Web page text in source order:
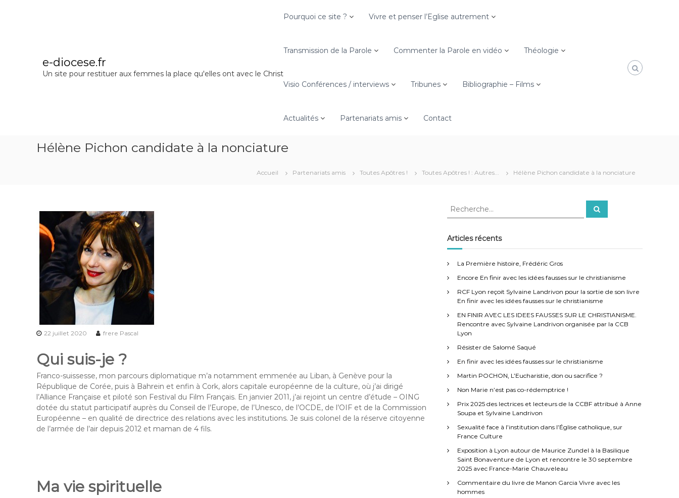
e-diocese.fr
Un site pour restituer aux femmes la place qu'elles ont avec le Christ
Pourquoi ce site ? Vivre et penser l’Eglise autrement
Transmission de la Parole Commenter la Parole en vidéo Théologie
Visio Conférences / interviews Tribunes Bibliographie – Films
Actualités Partenariats amis Contact
Hélène Pichon candidate à la nonciature
Accueil Partenariats amis Toutes Apôtres ! Toutes Apôtres ! : Autres... Hélène Pichon candidate à la nonciature
22 juillet 2020 frere Pascal
Qui suis-je ?
Franco-suissesse, mon parcours diplomatique m’a notamment emmenée au Liban, à Genève pour la
République de Corée, puis à Bahrein et enfin à Cork, alors capitale européenne de la culture, où j’ai dirigé
l’Alliance Française et piloté son Festival du Film Français. En janvier 2011, j’ai rejoint un centre d’étude – OING
dotée du statut participatif auprès du Conseil de l’Europe, de l’Unesco, de l’OCDE, de l’OIF et de la Commission
Européenne – en qualité de directrice des relations avec les institutions. Je suis colonel de la réserve citoyenne
de l’armée de l’air depuis 2012 et maman de 4 fils.
Ma vie spirituelle
R
h
e
c
h
e
R
e
c
Articles récents
La Première histoire, Frédéric Gros
Encore En finir avec les idées fausses sur le christianisme
RCF Lyon reçoit Sylvaine Landrivon pour la sortie de son livre
En finir avec les idées fausses sur le christianisme
EN FINIR AVEC LES IDEES FAUSSES SUR LE CHRISTIANISME.
Rencontre avec Sylvaine Landrivon organisée par la CCB
Lyon
Résister de Salomé Saqué
En finir avec les idées fausses sur le christianisme
Martin POCHON, L’Eucharistie, don ou sacrifice ?
Non Marie n’est pas co-rédemptrice !
Prix 2025 des lectrices et lecteurs de la CCBF attribué à Anne
Soupa et Sylvaine Landrivon
Sexualité face à l’institution dans l’Église catholique, sur
France Culture
Exposition à Lyon autour de Maurice Zundel à la Basilique
Saint Bonaventure de Lyon et rencontre le 30 septembre
2025 avec France-Marie Chauveleau
Commentaire du livre de Manon Garcia Vivre avec les
hommes